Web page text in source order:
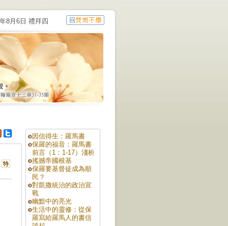
8月6日 禮拜四
因信得生：羅馬書
保羅的福音：羅馬書
前言（1：1-17）淺析
搖撼帝國根基
保羅要基督徒成為順
民？
對凱撒統治的政治宣
戰
幽黯中的亮光
生活中的靈修：從保
羅寫給羅馬人的書信